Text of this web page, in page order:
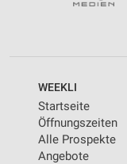
WEEKLI
Startseite
Öffnungszeiten
Alle Prospekte
Angebote